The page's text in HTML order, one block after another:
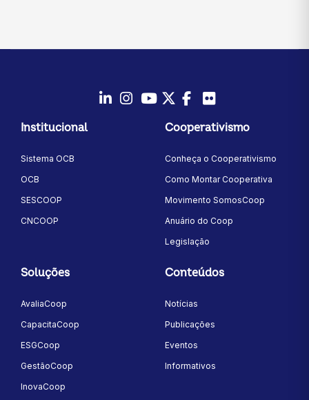
Instagram
YoutubeTwitter/X
Facebook
Institucional
Sistema OCB
OCB
SESCOOP
CNCOOP
Cooperativismo
Conheça o Cooperativismo
Como Montar Cooperativa
Movimento SomosCoop
Anuário do Coop
Legislação
Soluções
AvaliaCoop
CapacitaCoop
ESGCoop
GestãoCoop
InovaCoop
Conteúdos
Notícias
Publicações
Eventos
Informativos